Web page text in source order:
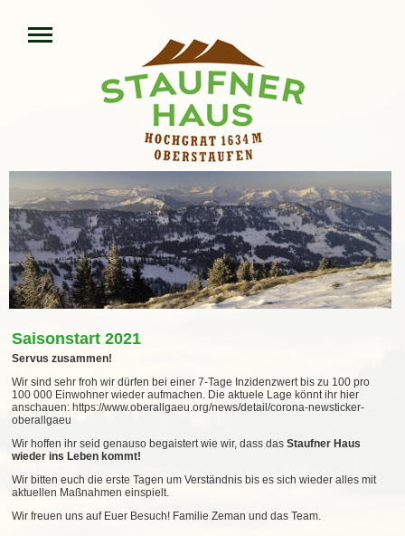
Saisonstart 2021
Servus zusammen!
Wir sind sehr froh wir dürfen bei einer 7-Tage Inzidenzwert bis zu 100 pro
100 000 Einwohner wieder aufmachen. Die aktuele Lage könnt ihr hier
anschauen: https://www.oberallgaeu.org/news/detail/corona-newsticker-
oberallgaeu
Wir hoffen ihr seid genauso begaistert wie wir, dass das Staufner Haus
wieder ins Leben kommt!
Wir bitten euch die erste Tagen um Verständnis bis es sich wieder alles mit
aktuellen Maßnahmen einspielt.
Wir freuen uns auf Euer Besuch! Familie Zeman und das Team.